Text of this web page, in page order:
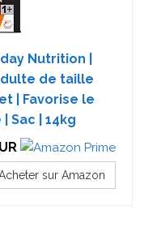
Nutrition |
de taille
| Favorise le
Sac | 14kg
sur Amazon